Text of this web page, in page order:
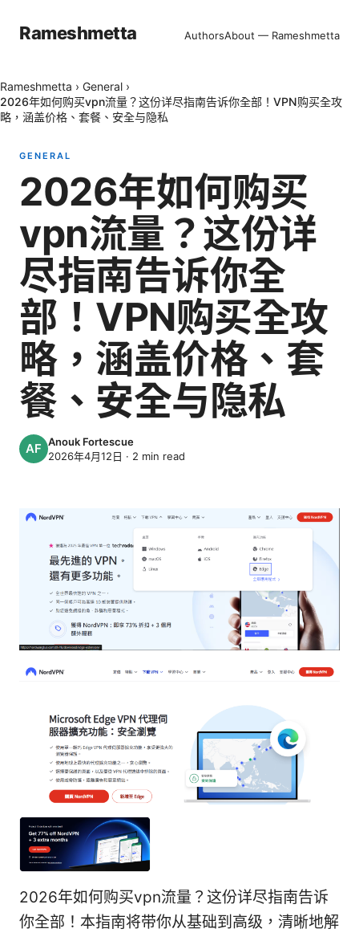
Rameshmetta AuthorsAbout — Rameshmetta
Rameshmetta › General ›
2026年如何购买vpn流量？这份详尽指南告诉你全部！VPN购买全攻
略，涵盖价格、套餐、安全与隐私
GENERAL
2026年如何购买
vpn流量？这份详
尽指南告诉你全
部！VPN购买全攻
略，涵盖价格、套
餐、安全与隐私
Anouk Fortescue
2026年4月12日 · 2 min read
2026年如何购买vpn流量？这份详尽指南告诉
你全部！本指南将带你从基础到高级，清晰地解